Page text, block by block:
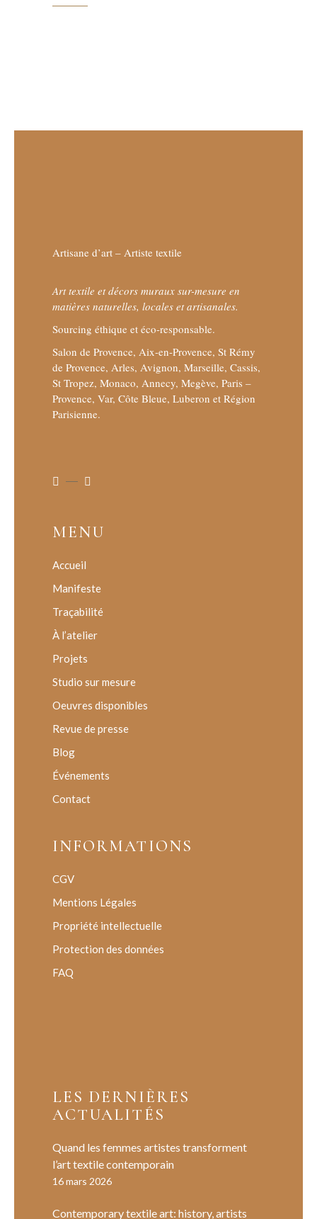
Artisane d’art – Artiste textile
Art textile et décors muraux sur-mesure en
matières naturelles, locales et artisanales.
Sourcing éthique et éco-responsable.
Salon de Provence, Aix-en-Provence, St Rémy
de Provence, Arles, Avignon, Marseille, Cassis,
St Tropez, Monaco, Annecy, Megève, Paris –
Provence, Var, Côte Bleue, Luberon et Région
Parisienne.
MENU
Accueil
Manifeste
Traçabilité
À l’atelier
Projets
Studio sur mesure
Oeuvres disponibles
Revue de presse
Blog
Événements
Contact
INFORMATIONS
CGV
Mentions Légales
Propriété intellectuelle
Protection des données
FAQ
LES DERNIÈRES
ACTUALITÉS
Quand les femmes artistes transforment
l’art textile contemporain
16 mars 2026
Contemporary textile art: history, artists